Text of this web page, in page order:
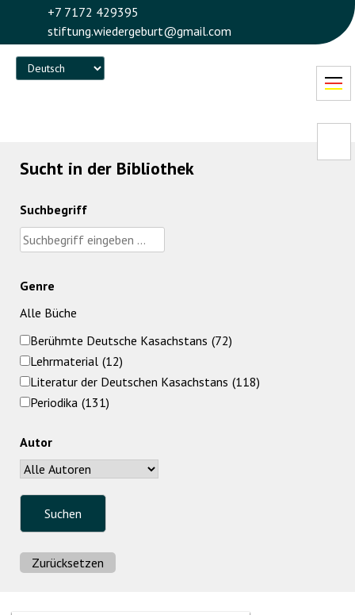
+7 7172 429395
stiftung.wiedergeburt@gmail.com
Language
Sucht in der Bibliothek
Suchbegriff
Genre
Alle Büche
Berühmte Deutsche Kasachstans (72)
Lehrmaterial (12)
Literatur der Deutschen Kasachstans (118)
Periodika (131)
Autor